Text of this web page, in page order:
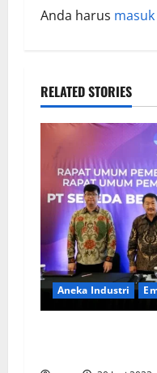
Anda harus masuk
RELATED STORIES
Aneka Industri